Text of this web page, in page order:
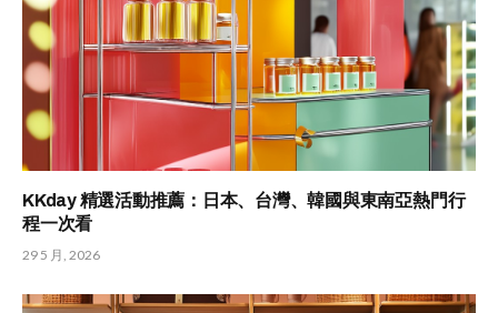
KKday 精選活動推薦：日本、台灣、韓國與東南亞熱門行
程一次看
29 5 月, 2026